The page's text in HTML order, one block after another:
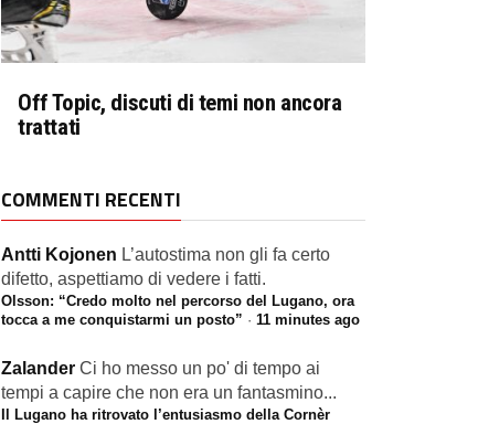
Off Topic, discuti di temi non ancora
trattati
COMMENTI RECENTI
Antti Kojonen L’autostima non gli fa certo
difetto, aspettiamo di vedere i fatti.
Olsson: “Credo molto nel percorso del Lugano, ora
tocca a me conquistarmi un posto” · 11 minutes ago
Zalander Ci ho messo un po' di tempo ai
tempi a capire che non era un fantasmino...
Il Lugano ha ritrovato l’entusiasmo della Cornèr